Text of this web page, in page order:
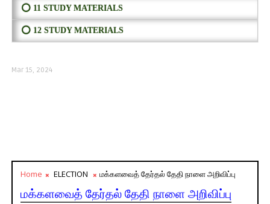
⭕ 11 STUDY MATERIALS
⭕ 12 STUDY MATERIALS
Mar 15, 2024
Home ELECTION மக்களவைத் தேர்தல் தேதி நாளை அறிவிப்பு
மக்களவைத் தேர்தல் தேதி நாளை அறிவிப்பு